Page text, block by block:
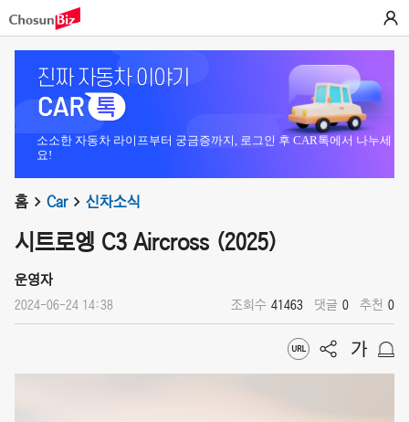
소소한 자동차 라이프부터 궁금증까지, 로그인 후 CAR톡에서 나누세
요!
홈 Car 신차소식
시트로엥 C3 Aircross (2025)
운영자
2024-06-24 14:38 조회수 41463 댓글 0 추천 0